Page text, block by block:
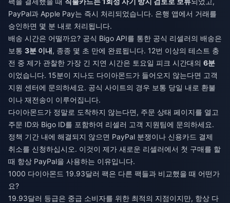
PayPal과 Apple Pay는 즉시 처리되었습니다. 은행 앱에서 거래를
승인하면 몇 분 내로 처리됩니다.
배송 시간은 어떨까요? 공식 Bigo API를 통한 공식 리셀러의 배송은
보통 3분 이내, 종종 몇 초 만에 완료됩니다. 12번 이상의 테스트 충
전 중 제가 관찰한 가장 긴 지연 시간은 토요일 피크 시간대의 6분
이었습니다. 15분이 지나도 다이아몬드가 들어오지 않는다면 고객
지원 센터에 문의하세요. 공식 사이트의 경우 보통 당일 내로 환불
이나 재전송이 이루어집니다.
다이아몬드가 정말로 도착하지 않는다면, 주문 상태 페이지를 열고
주문 ID와 Bigo ID를 포함하여 리셀러 고객 지원팀에 문의하세요.
정책 기간 내에 해결되지 않으면 PayPal 분쟁이나 신용카드 결제
취소를 신청하십시오. 이것이 제가 새로운 리셀러에서 첫 구매를 할
때 항상 PayPal을 사용하는 이유입니다.
1000 다이아몬드 19.93달러 팩은 다른 팩들과 비교했을 때 어떤가
요?
19.93달러 등급은 중급 소비자를 위한 최적의 지점이지만, 항상 다